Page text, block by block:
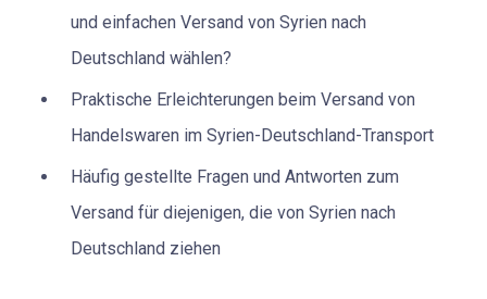
und einfachen Versand von Syrien nach
Deutschland wählen?
Praktische Erleichterungen beim Versand von
Handelswaren im Syrien-Deutschland-Transport
Häufig gestellte Fragen und Antworten zum
Versand für diejenigen, die von Syrien nach
Deutschland ziehen